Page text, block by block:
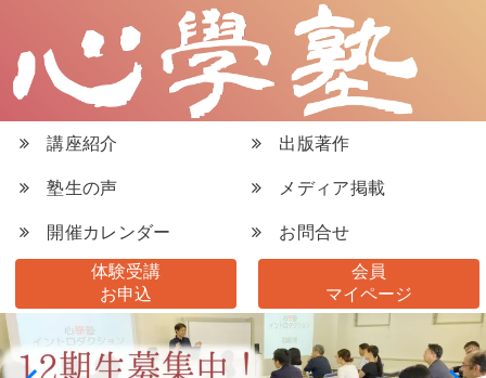
講座紹介 出版著作
塾生の声 メディア掲載
開催カレンダー お問合せ
体験受講
お申込
会員
マイページ